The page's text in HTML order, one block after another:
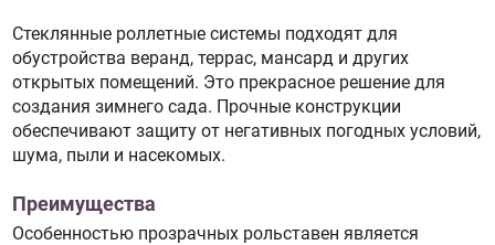
Стеклянные роллетные системы подходят для
обустройства веранд, террас, мансард и других
открытых помещений. Это прекрасное решение для
создания зимнего сада. Прочные конструкции
обеспечивают защиту от негативных погодных условий,
шума, пыли и насекомых.
Преимущества
Особенностью прозрачных рольставен является